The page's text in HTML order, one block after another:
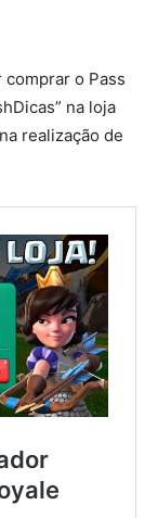
comprar o Pass
na loja
realização de